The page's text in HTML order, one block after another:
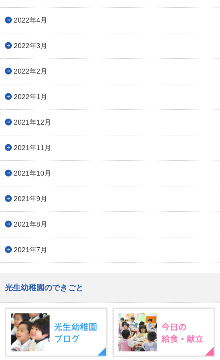
2022年4月
2022年3月
2022年2月
2022年1月
2021年12月
2021年11月
2021年10月
2021年9月
2021年8月
2021年7月
光生幼稚園のできごと